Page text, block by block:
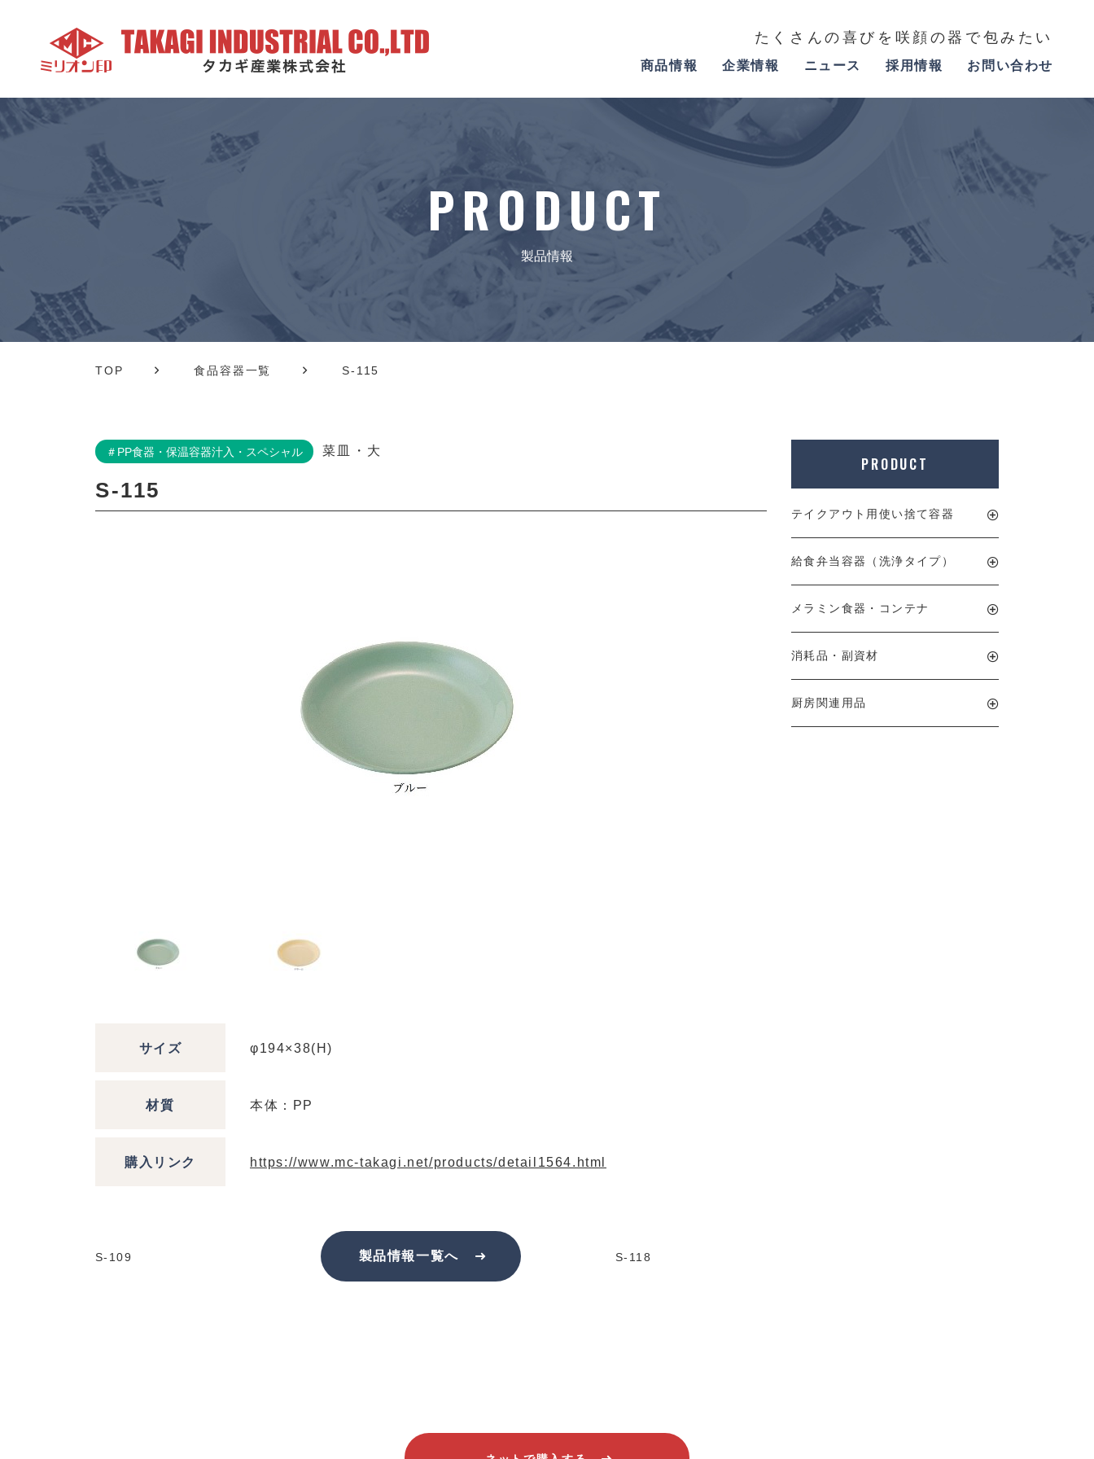
たくさんの喜びを咲顔の器で包みたい
商品情報 企業情報 ニュース 採用情報 お問い合わせ
PRODUCT
製品情報
TOP 食品容器一覧 S-115
＃PP食器・保温容器汁入・スペシャル 菜皿・大
S-115
サイズ φ194×38(H)
材質 本体：PP
購入リンク https://www.mc-takagi.net/products/detail1564.html
S-109 製品情報一覧へ S-118
PRODUCT
テイクアウト用使い捨て容器
給食弁当容器（洗浄タイプ）
メラミン食器・コンテナ
消耗品・副資材
厨房関連用品